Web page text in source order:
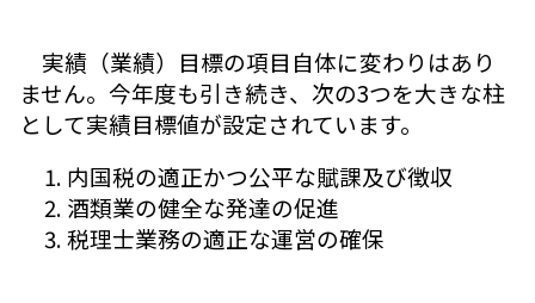
実績（業績）目標の項目自体に変わりはあり
ません。今年度も引き続き、次の3つを大きな柱
として実績目標値が設定されています。
内国税の適正かつ公平な賦課及び徴収
酒類業の健全な発達の促進
税理士業務の適正な運営の確保